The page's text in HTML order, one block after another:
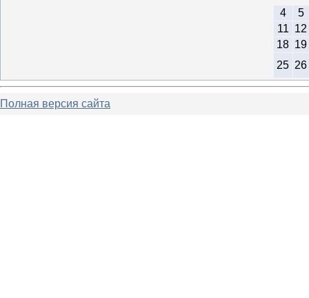
4
5
11 12
18 19
25 26
Полная версия сайта